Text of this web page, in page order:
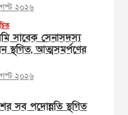
২০২৬
সাবেক সেনাসদস্য
স্থগিত, আত্মসমর্পণের
২০২৬
সব পদোন্নতি স্থগিত